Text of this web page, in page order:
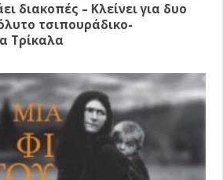
διακοπές – Κλείνει για δυο
τσιπουράδικο-
Τρίκαλα